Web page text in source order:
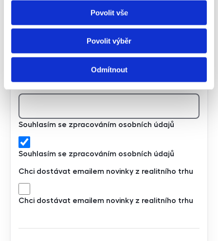
Povolit vše
Povolit výběr
Odmítnout
Telefon
Souhlasím se zpracováním osobních údajů
Souhlasím se zpracováním osobních údajů
Chci dostávat emailem novinky z realitního trhu
Chci dostávat emailem novinky z realitního trhu